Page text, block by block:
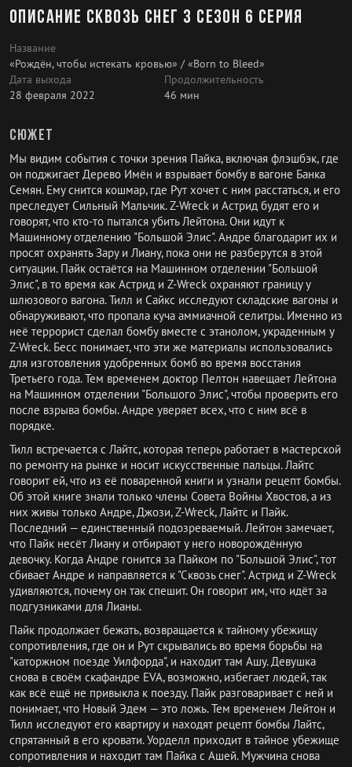
Описание Сквозь снег 3 сезон 6 серия
Название
«Рождён, чтобы истекать кровью» / «Born to Bleed»
Дата выхода
28 февраля 2022
Продолжительность
46 мин
Сюжет
Мы видим события с точки зрения Пайка, включая флэшбэк, где
он поджигает Дерево Имён и взрывает бомбу в вагоне Банка
Семян. Ему снится кошмар, где Рут хочет с ним расстаться, и его
преследует Сильный Мальчик. Z-Wreck и Астрид будят его и
говорят, что кто-то пытался убить Лейтона. Они идут к
Машинному отделению "Большой Элис". Андре благодарит их и
просят охранять Зару и Лиану, пока они не разберутся в этой
ситуации. Пайк остаётся на Машинном отделении "Большой
Элис", в то время как Астрид и Z-Wreck охраняют границу у
шлюзового вагона. Тилл и Сайкс исследуют складские вагоны и
обнаруживают, что пропала куча аммиачной селитры. Именно из
неё террорист сделал бомбу вместе с этанолом, украденным у
Z-Wreck. Бесс понимает, что эти же материалы использовались
для изготовления удобренных бомб во время восстания
Третьего года. Тем временем доктор Пелтон навещает Лейтона
на Машинном отделении "Большого Элис", чтобы проверить его
после взрыва бомбы. Андре уверяет всех, что с ним всё в
порядке.
Тилл встречается с Лайтс, которая теперь работает в мастерской
по ремонту на рынке и носит искусственные пальцы. Лайтс
говорит ей, что из её поваренной книги и узнали рецепт бомбы.
Об этой книге знали только члены Совета Войны Хвостов, а из
них живы только Андре, Джози, Z-Wreck, Лайтс и Пайк.
Последний — единственный подозреваемый. Лейтон замечает,
что Пайк несёт Лиану и отбирают у него новорождённую
девочку. Когда Андре гонится за Пайком по "Большой Элис", тот
сбивает Андре и направляется к "Сквозь снег". Астрид и Z-Wreck
удивляются, почему он так спешит. Он говорит им, что идёт за
подгузниками для Лианы.
Пайк продолжает бежать, возвращается к тайному убежищу
сопротивления, где он и Рут скрывались во время борьбы на
"каторжном поезде Уилфорда", и находит там Ашу. Девушка
снова в своём скафандре EVA, возможно, избегает людей, так
как всё ещё не привыкла к поезду. Пайк разговаривает с ней и
понимает, что Новый Эдем — это ложь. Тем временем Лейтон и
Тилл исследуют его квартиру и находят рецепт бомбы Лайтс,
спрятанный в его кровати. Уорделл приходит в тайное убежище
сопротивления и находит там Пайка с Ашей. Мужчина снова